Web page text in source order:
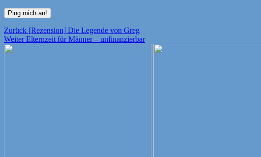
Beitragsnavigation
Zurück Vorheriger
Beitrag:
[Rezension] Die Legende von Greg
Weiter Nächster
Elternzeit für Männer – unfinanzierbar